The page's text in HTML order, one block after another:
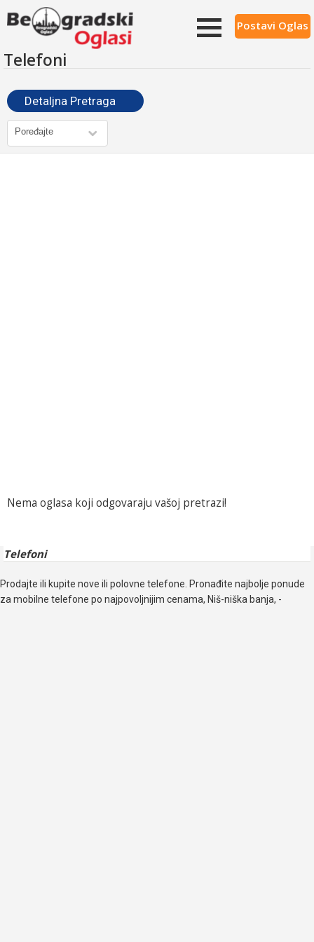
Postavi Oglas
Telefoni
Detaljna Pretraga
Nema oglasa koji odgovaraju vašoj pretrazi!
Telefoni
Prodajte ili kupite nove ili polovne telefone. Pronađite najbolje ponude
za mobilne telefone po najpovoljnijim cenama, Niš-niška banja, -